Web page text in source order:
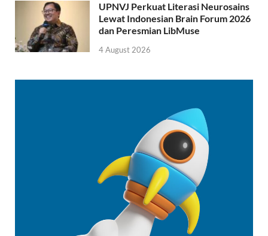
UPNVJ Perkuat Literasi Neurosains
Lewat Indonesian Brain Forum 2026
dan Peresmian LibMuse
4 August 2026